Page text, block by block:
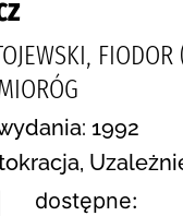
1992
dostępne: